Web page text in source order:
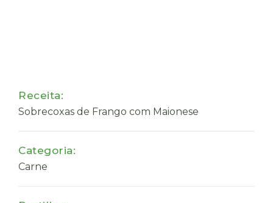
Receita:
Sobrecoxas de Frango com Maionese
Categoria:
Carne